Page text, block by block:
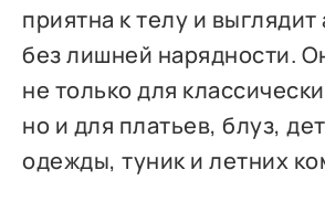
приятна к телу и выглядит
без лишней нарядности.
не только для
но и для платьев, блуз,
одежды, туник и летних